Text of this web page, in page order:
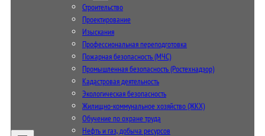
Строительство
Проектирование
Изыскания
Профессиональная переподготовка
Пожарная безопасность (МЧС)
Промышленная безопасность (Ростехнадзор)
Кадастровая деятельность
Экологическая безопасность
Жилищно-коммунальное хозяйство (ЖКХ)
Обучение по охране труда
Нефть и газ, добыча ресурсов